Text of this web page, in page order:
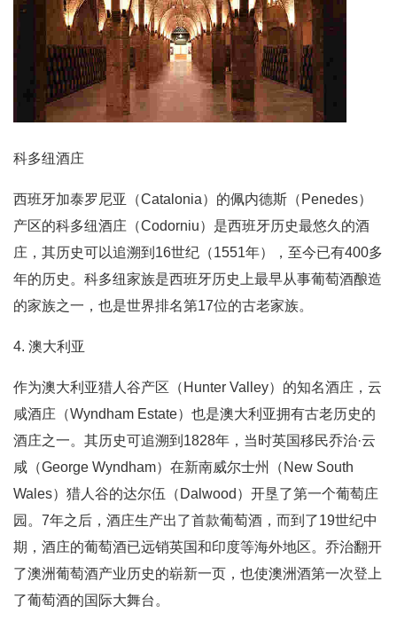
科多纽酒庄
西班牙加泰罗尼亚（Catalonia）的佩内德斯（Penedes）
产区的科多纽酒庄（Codorniu）是西班牙历史最悠久的酒
庄，其历史可以追溯到16世纪（1551年），至今已有400多
年的历史。科多纽家族是西班牙历史上最早从事葡萄酒酿造
的家族之一，也是世界排名第17位的古老家族。
4. 澳大利亚
作为澳大利亚猎人谷产区（Hunter Valley）的知名酒庄，云
咸酒庄（Wyndham Estate）也是澳大利亚拥有古老历史的
酒庄之一。其历史可追溯到1828年，当时英国移民乔治·云
咸（George Wyndham）在新南威尔士州（New South
Wales）猎人谷的达尔伍（Dalwood）开垦了第一个葡萄庄
园。7年之后，酒庄生产出了首款葡萄酒，而到了19世纪中
期，酒庄的葡萄酒已远销英国和印度等海外地区。乔治翻开
了澳洲葡萄酒产业历史的崭新一页，也使澳洲酒第一次登上
了葡萄酒的国际大舞台。